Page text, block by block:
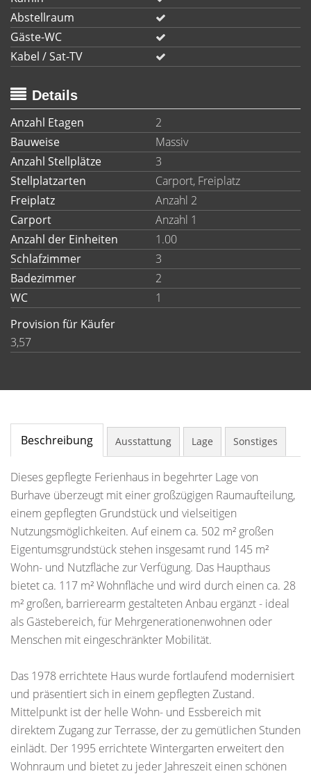
Abstellraum
Gäste-WC
Kabel / Sat-TV
Details
Anzahl Etagen
2
Bauweise
Massiv
Anzahl Stellplätze
3
Stellplatzarten
Carport, Freiplatz
Freiplatz
Anzahl 2
Carport
Anzahl 1
Anzahl der Einheiten
1.00
Schlafzimmer
3
Badezimmer
2
WC
1
Provision für Käufer
3,57
Beschreibung Ausstattung Lage Sonstiges
Dieses gepflegte Ferienhaus in begehrter Lage von
Burhave überzeugt mit einer großzügigen Raumaufteilung,
einem gepflegten Grundstück und vielseitigen
Nutzungsmöglichkeiten. Auf einem ca. 502 m² großen
Eigentumsgrundstück stehen insgesamt rund 145 m²
Wohn- und Nutzfläche zur Verfügung. Das Haupthaus
bietet ca. 117 m² Wohnfläche und wird durch einen ca. 28
m² großen, barrierearm gestalteten Anbau ergänzt - ideal
als Gästebereich, für Mehrgenerationenwohnen oder
Menschen mit eingeschränkter Mobilität.
Das 1978 errichtete Haus wurde fortlaufend modernisiert
und präsentiert sich in einem gepflegten Zustand.
Mittelpunkt ist der helle Wohn- und Essbereich mit
direktem Zugang zur Terrasse, der zu gemütlichen Stunden
einlädt. Der 1995 errichtete Wintergarten erweitert den
Wohnraum und bietet zu jeder Jahreszeit einen schönen